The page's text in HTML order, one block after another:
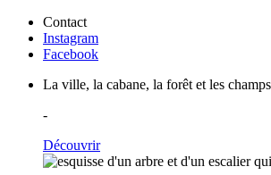
Contact
Instagram
Facebook
La ville, la cabane, la forêt et les champs
-
Découvrir